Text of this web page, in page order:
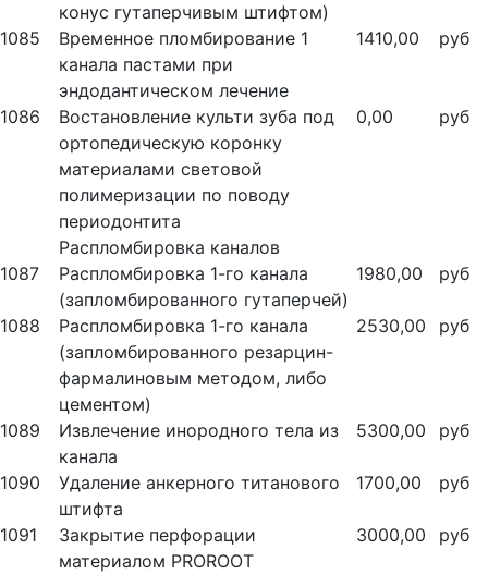
конус гутаперчивым штифтом)
1085
Временное пломбирование 1
канала пастами при
эндодантическом лечение
1410,00 руб
1086
Востановление культи зуба под
ортопедическую коронку
материалами световой
полимеризации по поводу
периодонтита
0,00 руб
Распломбировка каналов
1087
Распломбировка 1-го канала
(запломбированного гутаперчей)
1980,00 руб
1088
Распломбировка 1-го канала
(запломбированного резарцин-
фармалиновым методом, либо
цементом)
2530,00 руб
1089
Извлечение инородного тела из
канала
5300,00 руб
1090
Удаление анкерного титанового
штифта
1700,00 руб
1091
Закрытие перфорации
материалом PROROOT
3000,00 руб